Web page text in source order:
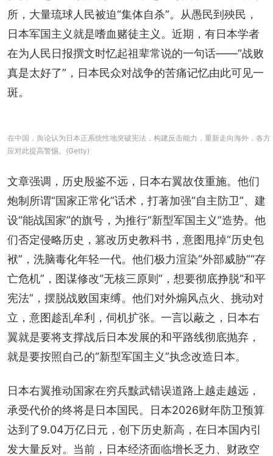
所，大量琉球人民被迫“集体自杀”。从愚民到殃民，
日本军国主义就是嗜血赌徒主义。近期，有日本学者
在为人民日报撰文时忆起祖辈常说的一句话——“战败
真是太好了”，日本民众对战争的苦痛记忆由此可见一
斑。
在中国，舆论认为日本正系统性地突破宪法，构建反击能力，重新走向海外，各方
应对此提高警惕。(Getty)
文章强调，历史殷鉴不远，日本右翼故伎重施。他们
炮制所谓“国家正常化”话术，打著加强“自主防卫”、建
设“能战国家”的旗号，为推行“新型军国主义”造势。他
们否定侵略历史，篡改历史教科书，意图甩掉“历史包
袱”，洗脑毒化年轻一代。他们极力渲染“外部威胁”“存
亡危机”，图谋修改“无核三原则”，想要彻底挣脱“和平
宪法”，摆脱战败国束缚。他们对外煽风点火、挑动对
立，意图趁乱牟利，伺机扩张。一言以蔽之，日本右
翼就是要将支撑战后日本发展的和平路线彻底抛弃，
就是要按照自己的“新型军国主义”执念改造日本。
日本右翼推动国家在穷兵黩武错误道路上越走越远，
承受代价的终将是日本国民。日本2026财年防卫预算
达到了9.04万亿日元，创下历史新高，在日本国内引
发大量反对。当前，日本经济面临增长乏力、财政空